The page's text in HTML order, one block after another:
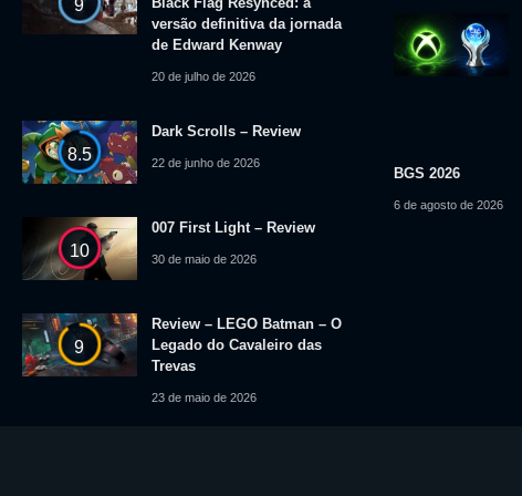
9
versão definitiva da jornada
de Edward Kenway
20 de julho de 2026
8.5
Dark Scrolls – Review
22 de junho de 2026
10
007 First Light – Review
30 de maio de 2026
9
Review – LEGO Batman – O
Legado do Cavaleiro das
Trevas
23 de maio de 2026
BGS 2026
6 de agosto de 2026